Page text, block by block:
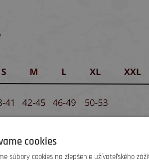
cookies
súbory cookies na zlepšenie užívateľského